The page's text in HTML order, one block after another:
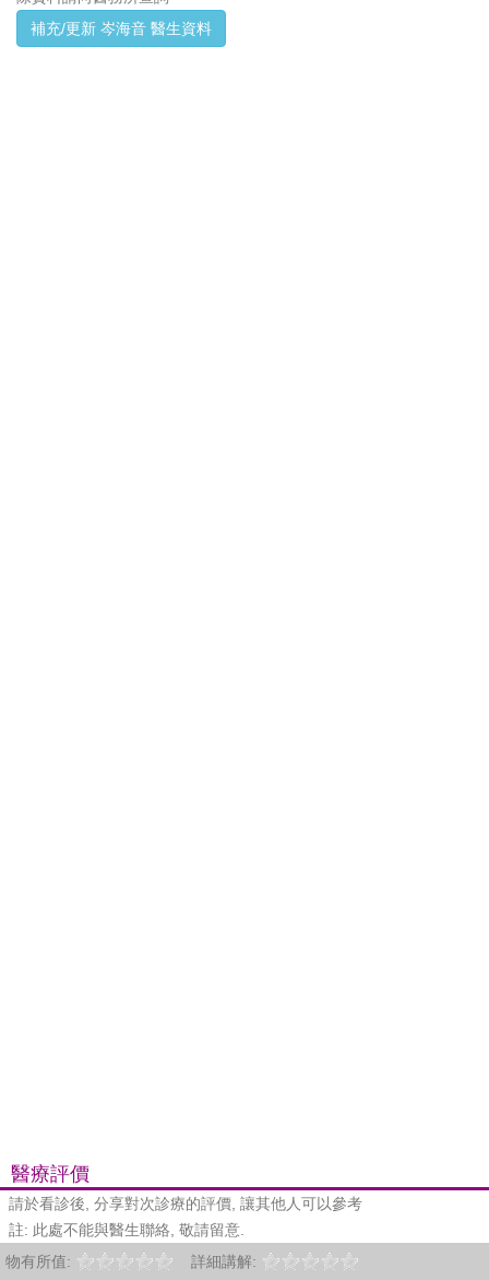
補充/更新 岑海音 醫生資料
醫療評價
請於看診後, 分享對次診療的評價, 讓其他人可以參考
註: 此處不能與醫生聯絡, 敬請留意.
物有所值:
詳細講解: